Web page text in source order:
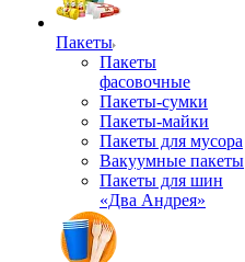
Пакеты
Пакеты
фасовочные
Пакеты-сумки
Пакеты-майки
Пакеты для мусора
Вакуумные пакеты
Пакеты для шин
«Два Андрея»